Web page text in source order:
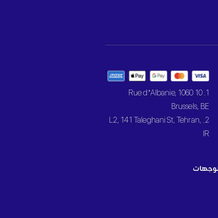
1. 10 Rue d’Albanie, 1060
Brussels, BE
2. L2, 141 Taleghani St, Tehran,
IR